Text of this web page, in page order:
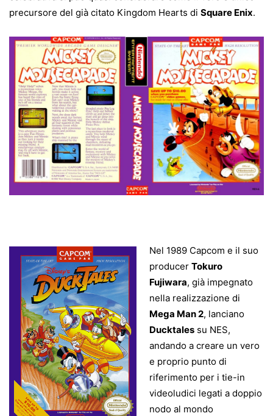
precursore del già citato Kingdom Hearts di Square Enix.
Nel 1989 Capcom e il suo
producer Tokuro
Fujiwara, già impegnato
nella realizzazione di
Mega Man 2, lanciano
Ducktales su NES,
andando a creare un vero
e proprio punto di
riferimento per i tie-in
videoludici legati a doppio
nodo al mondo